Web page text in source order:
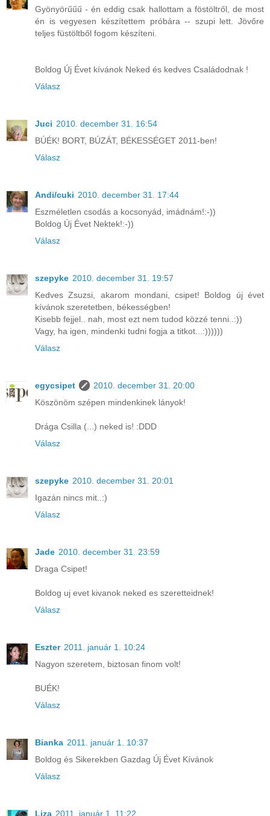
Gyönyörűűű - én eddig csak hallottam a föstöltről, de most
én is vegyesen készítettem próbára -- szupi lett. Jövőre
teljes füstöltből fogom készíteni.
Boldog Új Évet kívánok Neked és kedves Családodnak !
Válasz
Juci 2010. december 31. 16:54
BÚÉK! BORT, BÚZÁT, BÉKESSÉGET 2011-ben!
Válasz
Andi/cuki 2010. december 31. 17:44
Eszméletlen csodás a kocsonyád, imádnám!:-))
Boldog Új Évet Nektek!:-))
Válasz
szepyke 2010. december 31. 19:57
Kedves Zsuzsi, akarom mondani, csipet! Boldog új évet
kívánok szeretetben, békességben!
Kisebb fejjel.. nah, most ezt nem tudod közzé tenni..:))
Vagy, ha igen, mindenki tudni fogja a titkot...:))))))
Válasz
egycsipet
2010. december 31. 20:00
Köszönöm szépen mindenkinek lányok!
Drága Csilla (...) neked is! :DDD
Válasz
szepyke 2010. december 31. 20:01
Igazán nincs mit..:)
Válasz
Jade 2010. december 31. 23:59
Draga Csipet!
Boldog uj evet kivanok neked es szeretteidnek!
Válasz
Eszter 2011. január 1. 10:24
Nagyon szeretem, biztosan finom volt!
BUÉK!
Válasz
Bianka 2011. január 1. 10:37
Boldog és Sikerekben Gazdag Új Évet Kívánok
Válasz
Liza 2011. január 1. 11:22